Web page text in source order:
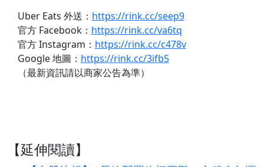
Uber Eats 外送： https://rink.cc/seep9
官方 Facebook： https://rink.cc/va6tq
官方 Instagram： https://rink.cc/c478v
Google 地圖： https://rink.cc/3ifb5
（最新資訊請以商家公告為準）
【延伸閱讀】